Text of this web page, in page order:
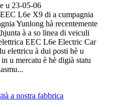
u 23-05-06
L6e X9 di a cumpagnia
Yunlong hà recentemente
à a so linea di veiculi
EEC L6e Electric Car
elettricu à dui posti hè u
u mercatu è hè digià statu